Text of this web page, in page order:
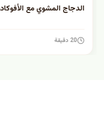
الدجاج المشوي مع الأفوكادو
20 دقيقة